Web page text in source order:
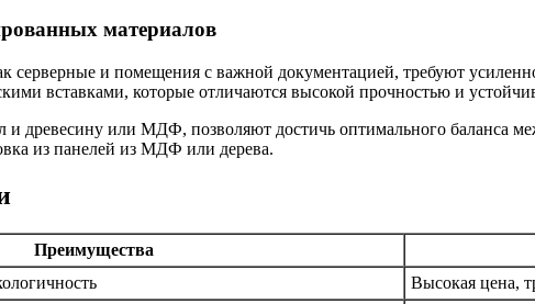
материалов
серверные и помещения с важной документацией, требуют
вставками, которые отличаются высокой прочностью и
древесину или МДФ, позволяют достичь оптимального баланса
из панелей из МДФ или дерева.
Преимущества
Высокая цена,